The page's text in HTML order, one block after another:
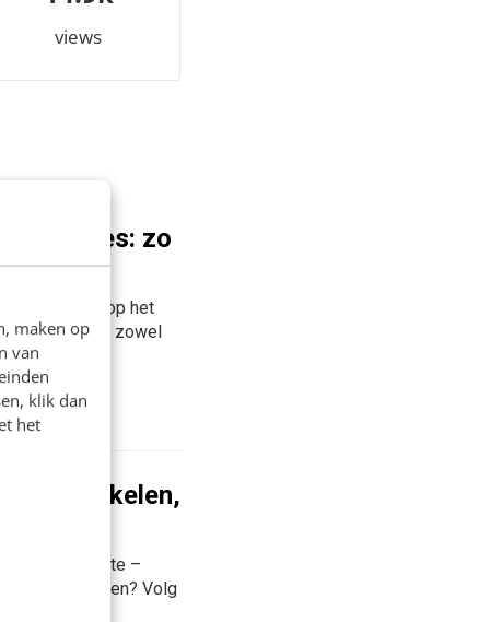
maken op
van
klik dan
het
views
zo
gericht op het
waarin je zowel
sterke
ontwikkelen,
–
én blijven? Volg